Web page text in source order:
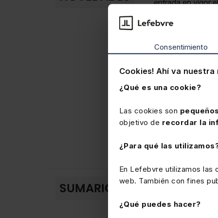
Consentimiento
Cookies! Ahí va nuestra
¿Qué es una cookie?
Las cookies son
objetivo de recordar la
¿Para qué las
En Lefebvre utilizamos las
web. También con fines
¿Qué puedes hacer?
entrada en vigor
Jurisdiccional de
En elorden penal:
procesal de las
En el orden
7/2015, que
Se incorporan los
de lo
En el orden
SUMARIO
PLAN GENERAL
PARTE 1.